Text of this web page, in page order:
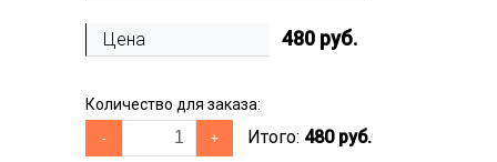
Цена 480 руб.
Количество для заказа:
- + Итого: 480 руб.